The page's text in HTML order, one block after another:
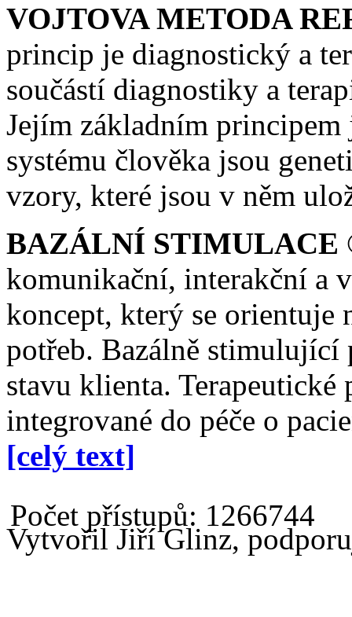
VOJTOVA METODA
princip je diagnostický a
součástí diagnostiky a
Jejím základním
systému člověka jsou
vzory, které jsou v něm
BAZÁLNÍ STIMULACE
komunikační, interakční a
koncept, který se orientuje
potřeb. Bazálně stimulující
stavu klienta.
integrované do péče o
[celý text]
Počet přístupů: 1266744
Vytvořil Jiří Glinz,